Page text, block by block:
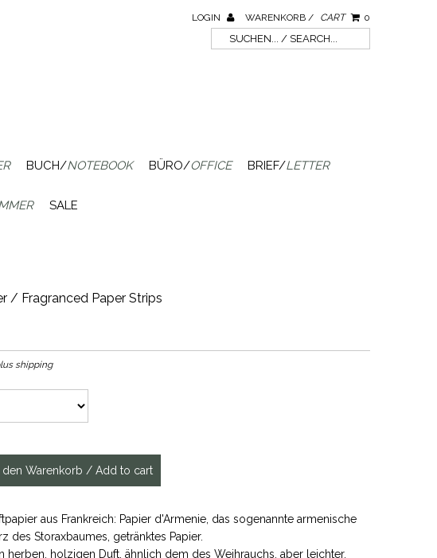
LOGIN WARENKORB / CART 0
BUCH/NOTEBOOK BÜRO/OFFICE BRIEF/LETTER
SALE
/ Fragranced Paper Strips
shipping
aus Frankreich: Papier d'Armenie, das sogenannte armenische
des Storaxbaumes, getränktes Papier.
herben, holzigen Duft, ähnlich dem des Weihrauchs, aber leichter.